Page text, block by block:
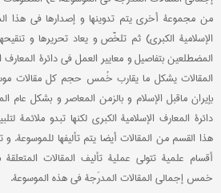
من مجموعة أخری یتم تدوینها و إصدارها في هذا
الإسلامیة الکبری) ثم تلخَّص و یعاد تحریرها و
المضطلعین بتفاصیل و معاییر العمل في دائرة
بإیران ماقبل الإسلام و بالزمن المعاصر و بشکل
دائرة المعارف الإسلامیة الکبری لکنها تبدو ملائمة
هذا القسم من المقالات أیضا یتم تألیفها للموسوعة.
أقسام علمیة تتولی عملیة تألیف المقالات
خمس إجمالي المقالات المدرَجة في هذه الموسوعة.